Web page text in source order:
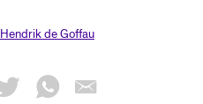
Hendrik de Goffau